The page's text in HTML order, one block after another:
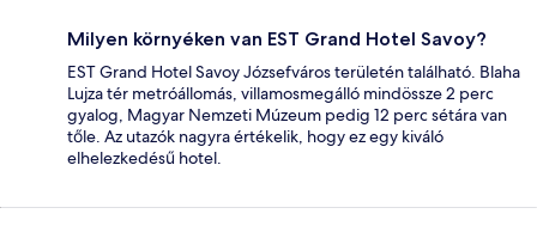
Milyen környéken van EST Grand Hotel Savoy?
EST Grand Hotel Savoy Józsefváros területén található. Blaha
Lujza tér metróállomás, villamosmegálló mindössze 2 perc
gyalog, Magyar Nemzeti Múzeum pedig 12 perc sétára van
tőle. Az utazók nagyra értékelik, hogy ez egy kiváló
elhelezkedésű hotel.